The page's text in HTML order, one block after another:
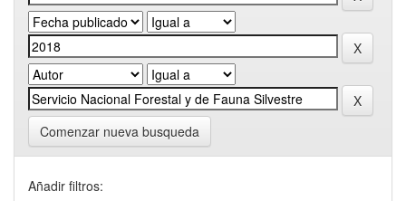
Comenzar nueva busqueda
Añadir filtros: